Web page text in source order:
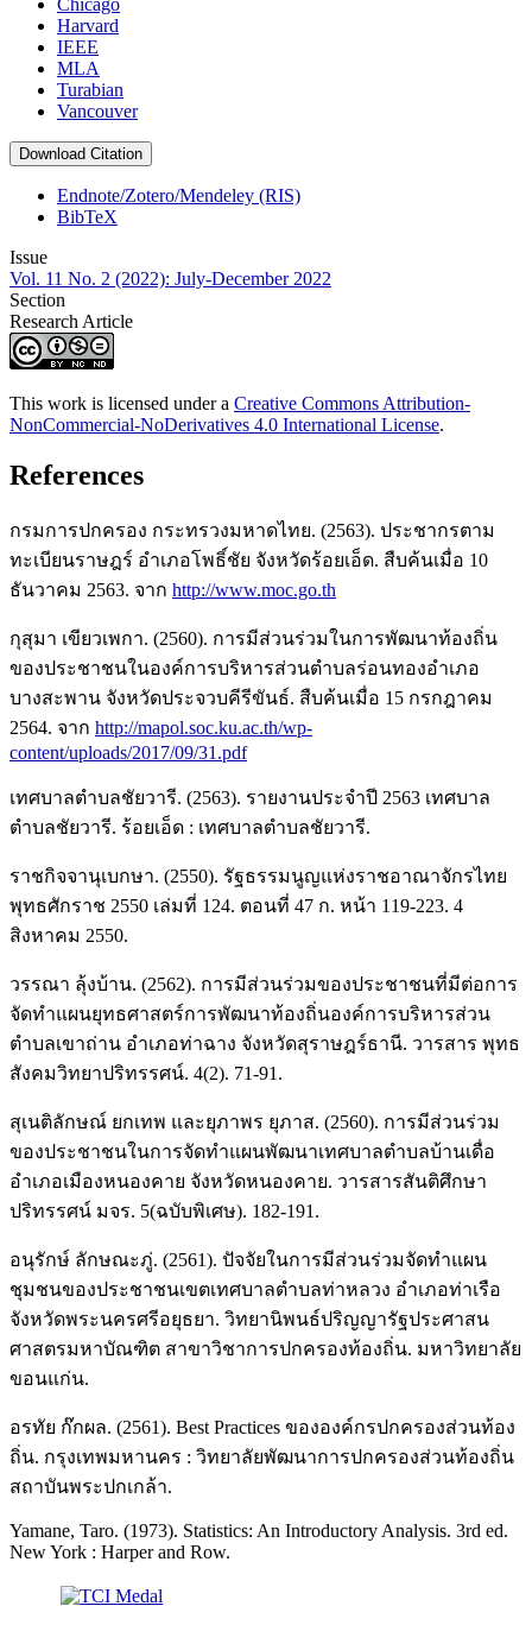
Chicago
Harvard
IEEE
MLA
Turabian
Vancouver
Download Citation
Endnote/Zotero/Mendeley (RIS)
BibTeX
Issue
Vol. 11 No. 2 (2022): July-December 2022
Section
Research Article
This work is licensed under a Creative Commons Attribution-
NonCommercial-NoDerivatives 4.0 International License.
References
กรมการปกครอง กระทรวงมหาดไทย. (2563). ประชากรตาม
ทะเบียนราษฎร์ อำเภอโพธิ์ชัย จังหวัดร้อยเอ็ด. สืบค้นเมื่อ 10
ธันวาคม 2563. จาก http://www.moc.go.th
กุสุมา เขียวเพกา. (2560). การมีส่วนร่วมในการพัฒนาท้องถิ่น
ของประชาชนในองค์การบริหารส่วนตำบลร่อนทองอำเภอ
บางสะพาน จังหวัดประจวบคีรีขันธ์. สืบค้นเมื่อ 15 กรกฎาคม
2564. จาก http://mapol.soc.ku.ac.th/wp-
content/uploads/2017/09/31.pdf
เทศบาลตำบลชัยวารี. (2563). รายงานประจำปี 2563 เทศบาล
ตำบลชัยวารี. ร้อยเอ็ด : เทศบาลตำบลชัยวารี.
ราชกิจจานุเบกษา. (2550). รัฐธรรมนูญแห่งราชอาณาจักรไทย
พุทธศักราช 2550 เล่มที่ 124. ตอนที่ 47 ก. หน้า 119-223. 4
สิงหาคม 2550.
วรรณา ลุ้งบ้าน. (2562). การมีส่วนร่วมของประชาชนที่มีต่อการ
จัดทำแผนยุทธศาสตร์การพัฒนาท้องถิ่นองค์การบริหารส่วน
ตำบลเขาถ่าน อำเภอท่าฉาง จังหวัดสุราษฎร์ธานี. วารสาร พุทธ
สังคมวิทยาปริทรรศน์. 4(2). 71-91.
สุเนติลักษณ์ ยกเทพ และยุภาพร ยุภาส. (2560). การมีส่วนร่วม
ของประชาชนในการจัดทำแผนพัฒนาเทศบาลตำบลบ้านเดื่อ
อำเภอเมืองหนองคาย จังหวัดหนองคาย. วารสารสันติศึกษา
ปริทรรศน์ มจร. 5(ฉบับพิเศษ). 182-191.
อนุรักษ์ ลักษณะภู่. (2561). ปัจจัยในการมีส่วนร่วมจัดทำแผน
ชุมชนของประชาชนเขตเทศบาลตำบลท่าหลวง อำเภอท่าเรือ
จังหวัดพระนครศรีอยุธยา. วิทยานิพนธ์ปริญญารัฐประศาสน
ศาสตรมหาบัณฑิต สาขาวิชาการปกครองท้องถิ่น. มหาวิทยาลัย
ขอนแก่น.
อรทัย ก๊กผล. (2561). Best Practices ขององค์กรปกครองส่วนท้อง
ถิ่น. กรุงเทพมหานคร : วิทยาลัยพัฒนาการปกครองส่วนท้องถิ่น
สถาบันพระปกเกล้า.
Yamane, Taro. (1973). Statistics: An Introductory Analysis. 3rd ed.
New York : Harper and Row.